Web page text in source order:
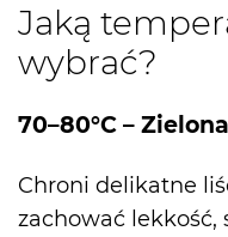
Jaką
wybrać?
70–80°C –
Chroni delikatne
zachować lekkość,